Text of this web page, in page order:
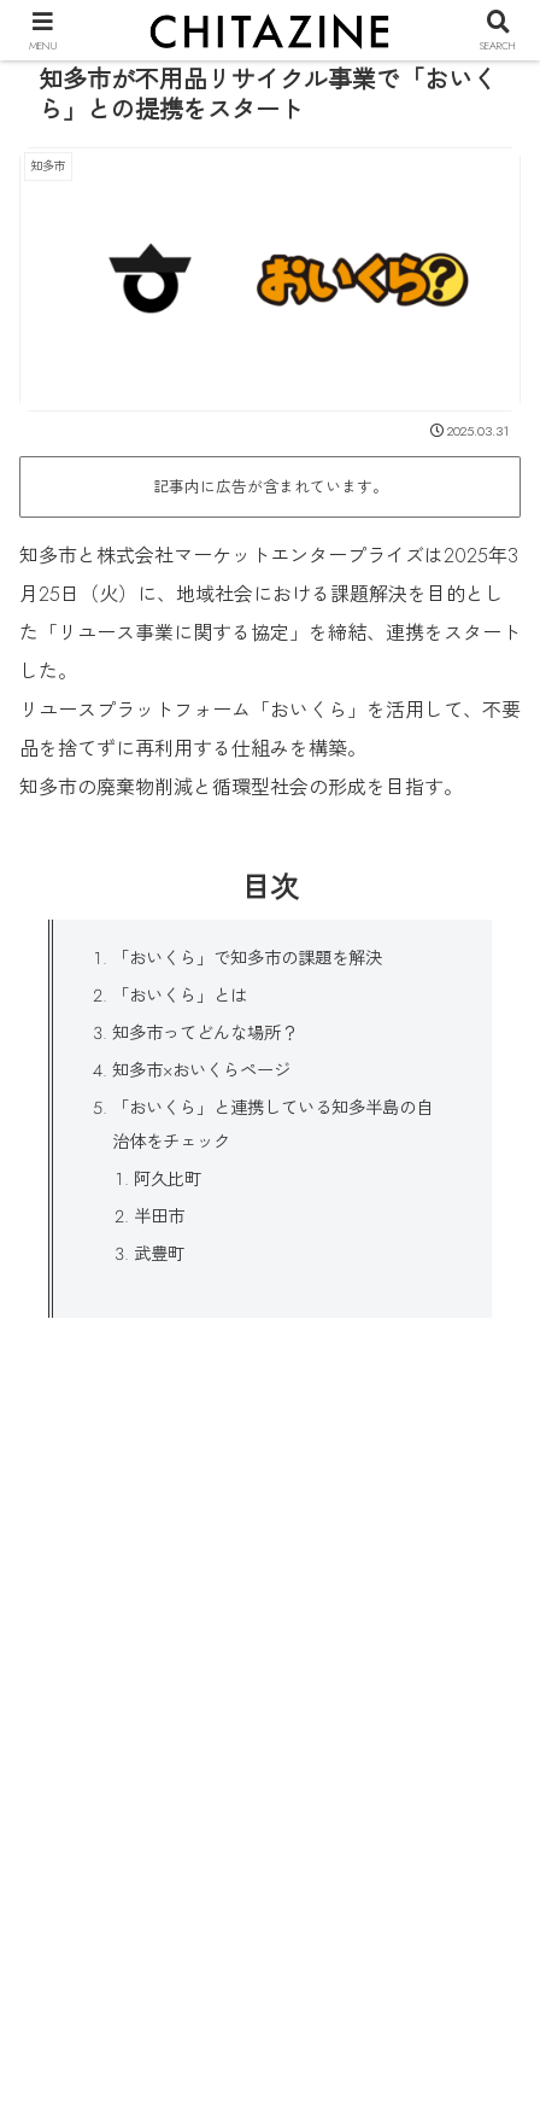
知多市が不用品リサイクル事業で「おいく
ら」との提携をスタート
知多市
2025.03.31
記事内に広告が含まれています。
知多市と株式会社マーケットエンタープライズは2025年3
月25日（火）に、地域社会における課題解決を目的とし
た「リユース事業に関する協定」を締結、連携をスタート
した。
リユースプラットフォーム「おいくら」を活用して、不要
品を捨てずに再利用する仕組みを構築。
知多市の廃棄物削減と循環型社会の形成を目指す。
目次
「おいくら」で知多市の課題を解決
「おいくら」とは
知多市ってどんな場所？
知多市×おいくらページ
「おいくら」と連携している知多半島の自
治体をチェック
阿久比町
半田市
武豊町
MENU SEARCH